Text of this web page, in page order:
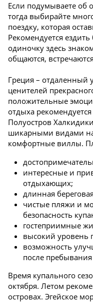
Если подумываете об
тогда выбирайте
поездку, которая
Рекомендуется
одиночку здесь
общаются,
Греция – отдаленный
ценителей
положительные
отдыха
Полуостров
шикарными видами на
комфортные виллы.
интересные и
отдыхающих;
длинная
чистые пляжи и
безопасность
гостеприимные
высокий уровень
возможность
после пребывания
Время купального
октября. Летом
островах. Эгейское